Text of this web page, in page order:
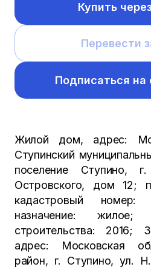
Купить
Перевести
Подписаться на
Жилой дом, адрес:
Ступинский
поселение Ступино,
Островского, дом 12;
кадастровый номер:
назначение: жилое;
строительства: 2016;
адрес: Московская
район, г. Ступино, ул.